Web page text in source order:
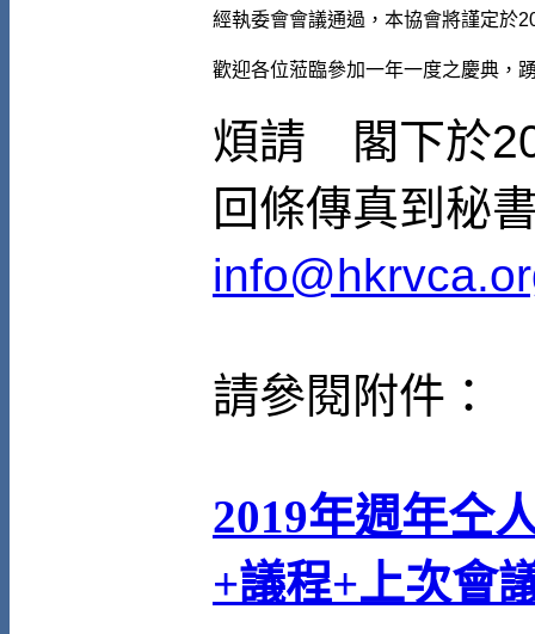
經執委會會議通過，本協會將謹定於
歡迎各位蒞臨參加一年一度之慶典，
煩請 閣下於
回條傳真到秘
請參閱附件：
2019年週年仝
+議程+上次會